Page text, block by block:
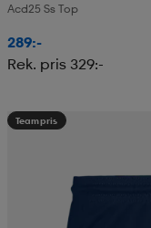
Acd25 Ss Top
289:-
Rek. pris 329:-
Teampris